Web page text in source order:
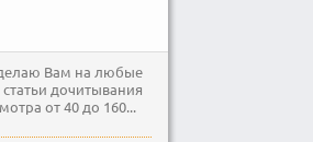
Вам на любые
дочитывания
от 40 до 160...